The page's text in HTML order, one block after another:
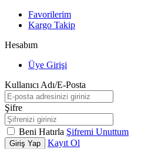
Favorilerim
Kargo Takip
Hesabım
Üye Girişi
Kullanıcı Adı/E-Posta
Şifre
Beni Hatırla Şifremi Unuttum
Giriş Yap
Kayıt Ol